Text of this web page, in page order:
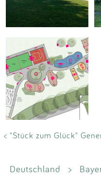
< "Stück zum Glück"
Deutschland >